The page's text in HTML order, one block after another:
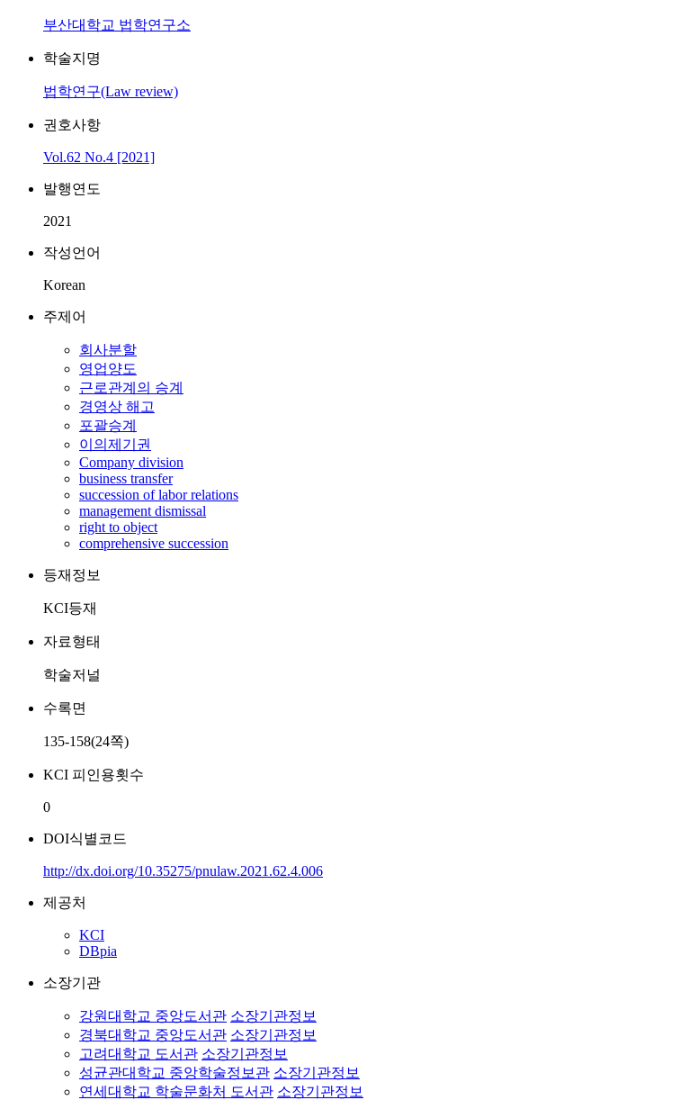
부산대학교 법학연구소
학술지명
법학연구(Law review)
권호사항
Vol.62 No.4 [2021]
발행연도
2021
작성언어
Korean
주제어
회사분할
영업양도
근로관계의 승계
경영상 해고
포괄승계
이의제기권
Company division
business transfer
succession of labor relations
management dismissal
right to object
comprehensive succession
등재정보
KCI등재
자료형태
학술저널
수록면
135-158(24쪽)
KCI 피인용횟수
0
DOI식별코드
http://dx.doi.org/10.35275/pnulaw.2021.62.4.006
제공처
KCI
DBpia
소장기관
강원대학교 중앙도서관 소장기관정보
경북대학교 중앙도서관 소장기관정보
고려대학교 도서관 소장기관정보
성균관대학교 중앙학술정보관 소장기관정보
연세대학교 학술문화처 도서관 소장기관정보